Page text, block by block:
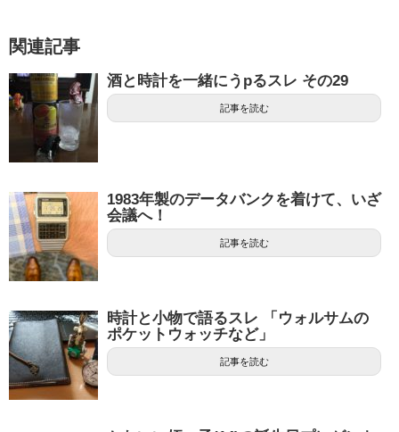
関連記事
酒と時計を一緒にうpるスレ その29
記事を読む
1983年製のデータバンクを着けて、いざ
会議へ！
記事を読む
時計と小物で語るスレ 「ウォルサムの
ポケットウォッチなど」
記事を読む